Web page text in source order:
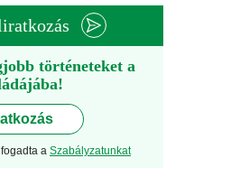
történeteket a
a Szabályzatunkat